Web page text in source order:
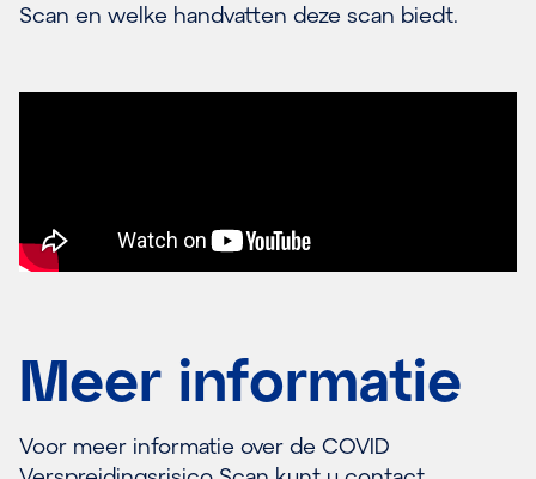
Scan en welke handvatten deze scan biedt.
Meer informatie
Voor meer informatie over de COVID